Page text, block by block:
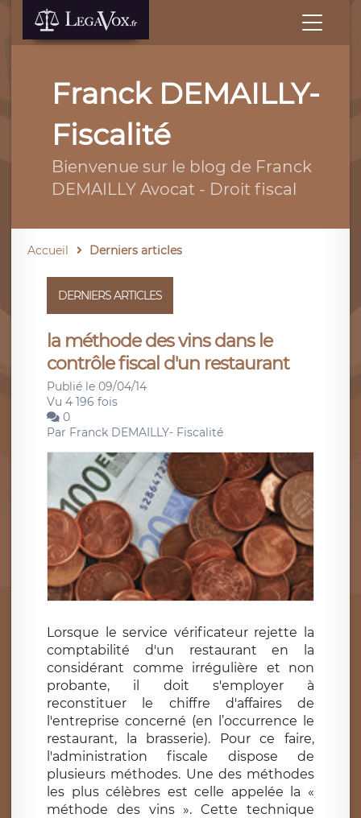
Franck DEMAILLY-
Fiscalité
Bienvenue sur le blog de Franck
DEMAILLY Avocat - Droit fiscal
Accueil Derniers articles
DERNIERS ARTICLES
la méthode des vins dans le
contrôle fiscal d'un restaurant
Publié le 09/04/14
Vu 4 196 fois
0
Par Franck DEMAILLY- Fiscalité
Lorsque le service vérificateur rejette la
comptabilité d'un restaurant en la
considérant comme irrégulière et non
probante, il doit s'employer à
reconstituer le chiffre d'affaires de
l'entreprise concerné (en l’occurrence le
restaurant, la brasserie). Pour ce faire,
l'administration fiscale dispose de
plusieurs méthodes. Une des méthodes
les plus célèbres est celle appelée la «
méthode des vins ». Cette technique